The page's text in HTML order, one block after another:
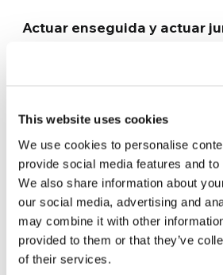
This website uses cookies
We use cookies to personalise
provide social media features and
We also share information about
our social media, advertising and
may combine it with other
provided to them or that they’ve
of their services.
Actuar enseguida y actuar
¿El secreto del éxito de esta
pareja nos confiesa que los
difíciles fueron los inicios de
haber cedido les permitió
muy grandes e inesperados. «
creer que es posible
significativo en el mundo-
Carolina- y aunque se trate de